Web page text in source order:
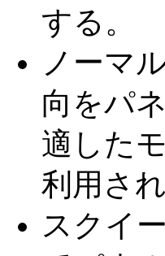
する。
ノーマ
向をパ
適した
利用さ
スクイ